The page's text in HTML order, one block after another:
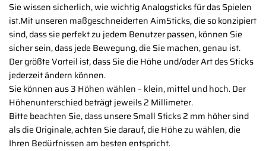
Sie wissen sicherlich, wie wichtig Analogsticks für das Spielen
ist.Mit unseren maßgeschneiderten AimSticks, die so konzipiert
sind, dass sie perfekt zu jedem Benutzer passen, können Sie
sicher sein, dass jede Bewegung, die Sie machen, genau ist.
Der größte Vorteil ist, dass Sie die Höhe und/oder Art des Sticks
jederzeit ändern können.
Sie können aus 3 Höhen wählen – klein, mittel und hoch. Der
Höhenunterschied beträgt jeweils 2 Millimeter.
Bitte beachten Sie, dass unsere Small Sticks 2 mm höher sind
als die Originale, achten Sie darauf, die Höhe zu wählen, die
Ihren Bedürfnissen am besten entspricht.